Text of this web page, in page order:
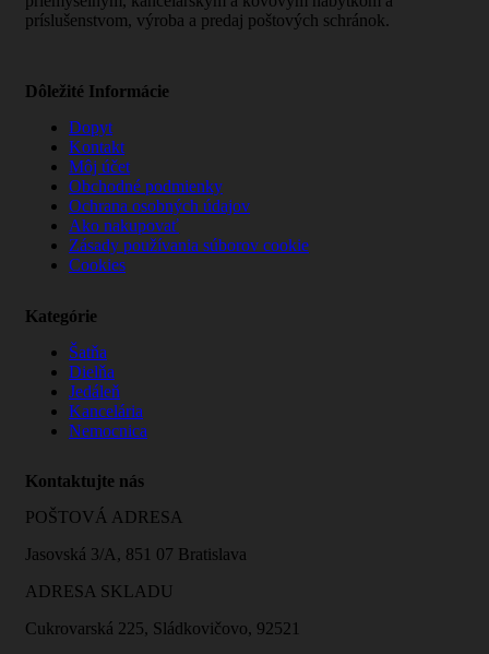
príslušenstvom, výroba a predaj poštových schránok.
Dôležité Informácie
Dopyt
Kontakt
Môj účet
Obchodné podmienky
Ochrana osobných údajov
Ako nakupovať
Zásady používania súborov cookie
Cookies
Kategórie
Šatňa
Dielňa
Jedáleň
Kancelária
Nemocnica
Kontaktujte nás
POŠTOVÁ ADRESA
Jasovská 3/A, 851 07 Bratislava
ADRESA SKLADU
Cukrovarská 225, Sládkovičovo, 92521